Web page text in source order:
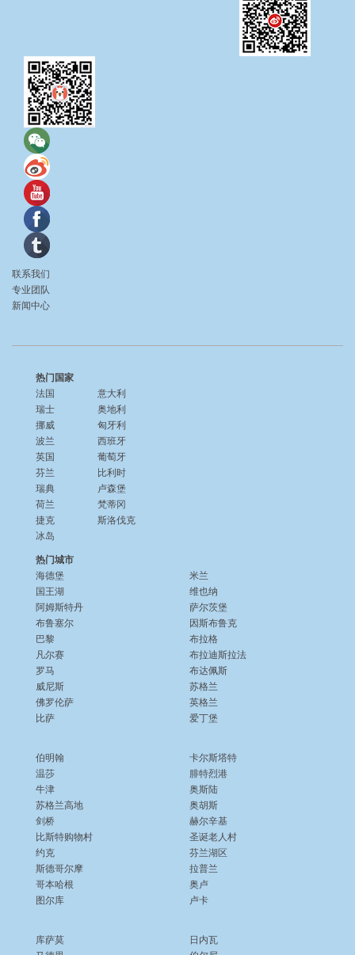
联系我们
专业团队
新闻中心
热门国家
法国
瑞士
挪威
波兰
英国
芬兰
瑞典
荷兰
捷克
冰岛
意大利
奥地利
匈牙利
西班牙
葡萄牙
比利时
卢森堡
梵蒂冈
斯洛伐克
热门城市
海德堡
国王湖
阿姆斯特丹
布鲁塞尔
巴黎
凡尔赛
罗马
威尼斯
佛罗伦萨
比萨
米兰
维也纳
萨尔茨堡
因斯布鲁克
布拉格
布拉迪斯拉法
布达佩斯
苏格兰
英格兰
爱丁堡
伯明翰
温莎
牛津
苏格兰高地
剑桥
比斯特购物村
约克
斯德哥尔摩
哥本哈根
图尔库
卡尔斯塔特
腓特烈港
奥斯陆
奥胡斯
赫尔辛基
圣诞老人村
芬兰湖区
拉普兰
奥卢
卢卡
库萨莫
日内瓦